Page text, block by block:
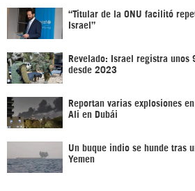
“Titular de la ONU facilitó
Israel”
Revelado: Israel registra
desde 2023
Reportan varias explosiones
Ali en Dubái
Un buque indio se hunde tras
Yemen